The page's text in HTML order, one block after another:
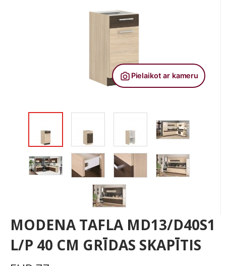
MODENA TAFLA MD13/D40S1
L/P 40 CM GRĪDAS SKAPĪTIS